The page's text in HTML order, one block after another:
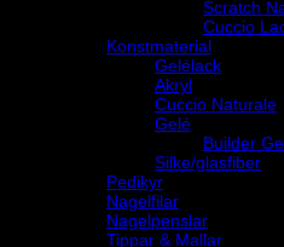
Scratch
Cuccio
Konstmaterial
Gelélack
Akryl
Cuccio Naturale
Gelé
Builder
Silke/glasfiber
Pedikyr
Nagelfilar
Nagelpenslar
Tippar & Mallar